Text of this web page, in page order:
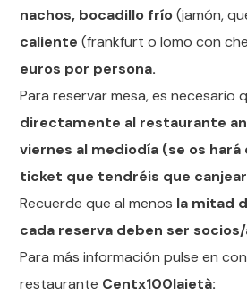
nachos, bocadillo frío(jamón,
caliente (frankfurt o lomo con
euros por persona.
Para reservar mesa, es necesario
directamente al restaurante
viernes al mediodía (se os
ticket que tendréis que canjear
Recuerde que al menos la mitad
cada reserva deben ser socios/
Para más información pulse en
restaurante Centx100laietà: